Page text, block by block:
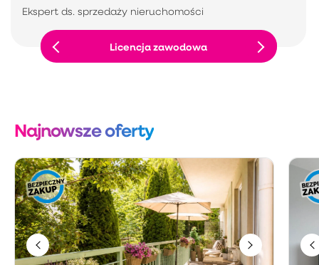
Ekspert ds. sprzedaży nieruchomości
Licencja zawodowa
Najnowsze oferty